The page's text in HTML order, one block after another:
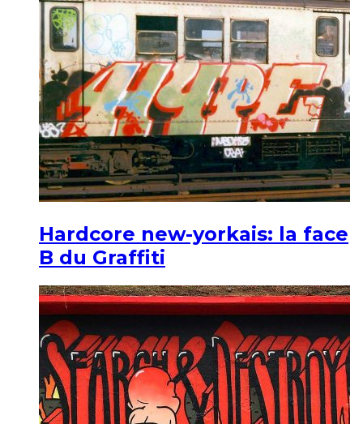
Hardcore new-yorkais: la face
B du Graffiti